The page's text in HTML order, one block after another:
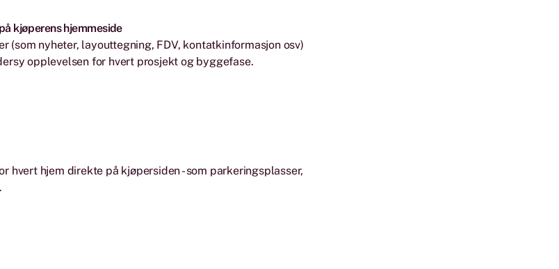
kjøperens hjemmeside
(som nyheter, layouttegning, FDV, kontatkinformasjon osv)
opplevelsen for hvert prosjekt og byggefase.
hvert hjem direkte på kjøpersiden - som parkeringsplasser,